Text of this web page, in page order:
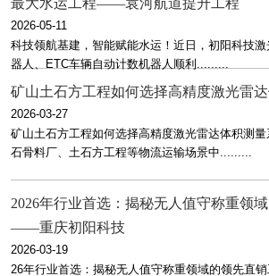
最大水运工程——袁河航道提升工程
2026-05-11
科技领航基建，智能赋能水运！近日，初阳科技
器人、ETC车辆自动计数机器人顺利.........
矿山土石方工程如何选择高精度激光雷
2026-03-27
矿山土石方工程如何选择高精度激光雷达体积测
石骨料厂、土石方工程等物流运输场景中.........
2026年行业首选：揭秘无人值守称重领
——重庆初阳科技
2026-03-19
26年行业首选：揭秘无人值守称重领域的领先直